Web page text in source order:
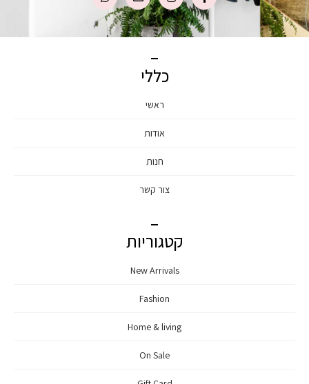
כללי
ראשי
אודות
חנות
צור קשר
קטגוריות
New Arrivals
Fashion
Home & living
On Sale